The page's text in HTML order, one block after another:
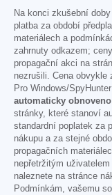
Na konci zkušební
platba za období
materiálech a
zahrnuty odkazem;
propagační akci na
nezrušili. Cena obvykle
Pro Windows/
automaticky obnoveno
stránky, které stanoví
standardní poplatek za
nákupu a za stejné
propagačních
nepřetržitým
naleznete na stránce
Podmínkám, vašemu